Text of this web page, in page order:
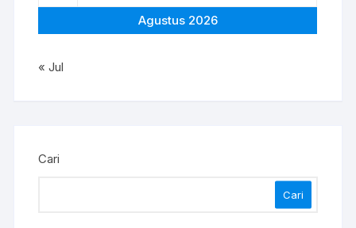
Agustus 2026
« Jul
Cari
Cari